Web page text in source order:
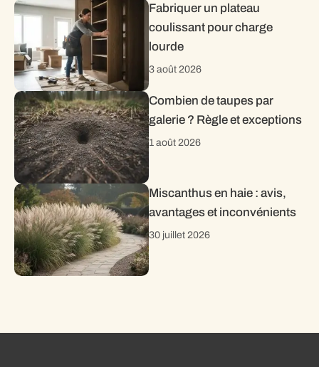
Fabriquer un plateau
coulissant pour charge
lourde
3 août 2026
Combien de taupes par
galerie ? Règle et exceptions
1 août 2026
Miscanthus en haie : avis,
avantages et inconvénients
30 juillet 2026